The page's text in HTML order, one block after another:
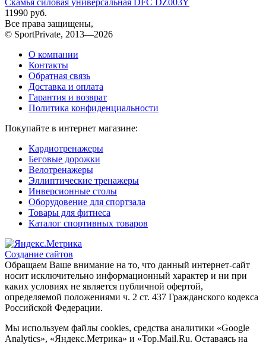
Скамья силовая универсальная DFC DZ003Y
11990 руб.
Все права защищены,
© SportPrivate, 2013—2026
О компании
Контакты
Обратная связь
Доставка и оплата
Гарантия и возврат
Политика конфиденциальности
Покупайте в интернет магазине:
Кардиотренажеры
Беговые дорожки
Велотренажеры
Эллиптические тренажеры
Инверсионные столы
Оборудовение для спортзала
Товары для фитнеса
Каталог спортивных товаров
Создание сайтов
Обращаем Ваше внимание на то, что данный интернет-сайт
носит исключительно информационный характер и ни при
каких условиях не является публичной офертой,
определяемой положениями ч. 2 ст. 437 Гражданского кодекса
Российской Федерации.
Мы используем файлы cookies, средства аналитики «Google
Analytics», «Яндекс.Метрика» и «Top.Mail.Ru. Оставаясь на